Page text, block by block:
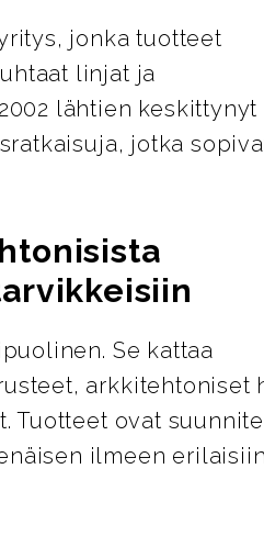
jonka tuotteet
linjat ja
lähtien keskittynyt
jotka
Se kattaa
arkkitehtoniset
Tuotteet ovat
ilmeen erilaisiin